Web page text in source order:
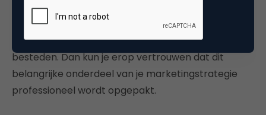
zoekmachineoptimalisatie en het schrijven van
pakkende webteksten. Het is het overwegen waard
om dit werk aan de juiste specialisten uit te
besteden. Dan kun je erop vertrouwen dat dit
belangrijke onderdeel van je marketingstrategie
professioneel wordt opgepakt.